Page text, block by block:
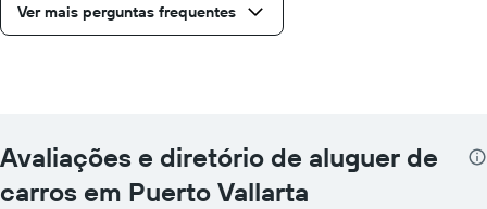
Ver mais perguntas frequentes
Avaliações e diretório de aluguer de
carros em Puerto Vallarta